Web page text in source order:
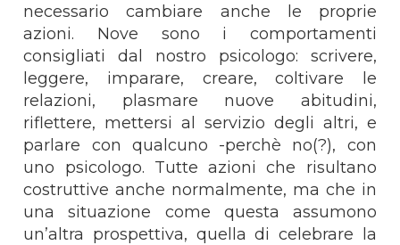
necessario cambiare anche le proprie
azioni. Nove sono i comportamenti
consigliati dal nostro psicologo: scrivere,
leggere, imparare, creare, coltivare le
relazioni, plasmare nuove abitudini,
riflettere, mettersi al servizio degli altri, e
parlare con qualcuno -perchè no(?), con
uno psicologo. Tutte azioni che risultano
costruttive anche normalmente, ma che in
una situazione come questa assumono
un’altra prospettiva, quella di celebrare la